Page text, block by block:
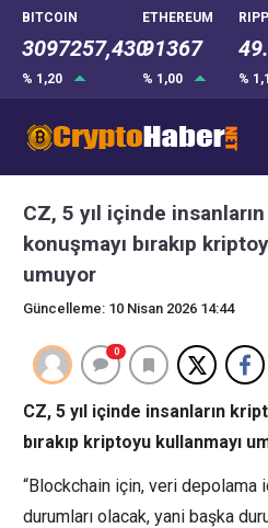
BITCOIN
3097257,430
% 1,20
ETHEREUM
91367
% 1,00 %
CZ, 5 yıl içinde
konuşmayı bırakıp
umuyor
Güncelleme: 10 Nisan 2026 14:44
0
CZ, 5 yıl içinde insanların
bırakıp kriptoyu kullanmayı
“Blockchain için, veri depolama
durumları olacak, yani başka